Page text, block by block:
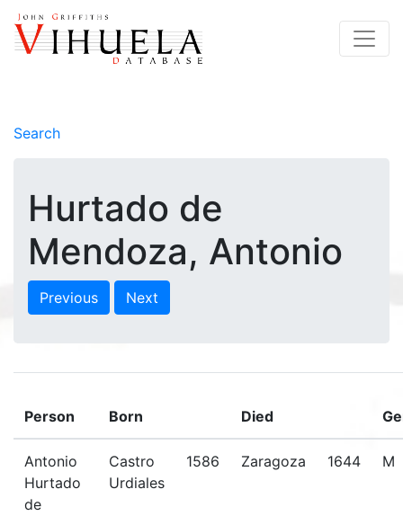
Search
Hurtado de
Mendoza, Antonio
Previous Next
Person Born Died
Antonio
Hurtado
de
Castro
Urdiales
1586 Zaragoza 1644 M